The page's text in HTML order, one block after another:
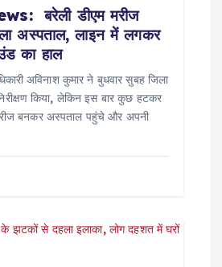
बरेली डीएम मरीज
अस्पताल, लाइन में लगकर
का हाल
अविनाश कुमार ने बुधवार सुबह जिला
किया, लेकिन इस बार कुछ हटकर
बनकर अस्पताल पहुंचे और अपनी